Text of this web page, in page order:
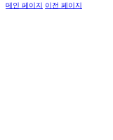
메인 페이지 이전 페이지